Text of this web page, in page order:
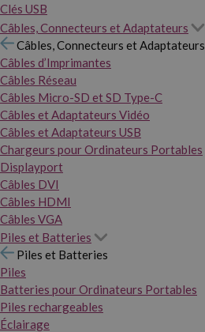
Clés USB
Câbles, Connecteurs et Adaptateurs
Câbles, Connecteurs et Adaptateurs
Câbles d’Imprimantes
Câbles Réseau
Câbles Micro-SD et SD Type-C
Câbles et Adaptateurs Vidéo
Câbles et Adaptateurs USB
Chargeurs pour Ordinateurs Portables
Displayport
Câbles DVI
Câbles HDMI
Câbles VGA
Piles et Batteries
Piles et Batteries
Piles
Batteries pour Ordinateurs Portables
Piles rechargeables
Éclairage